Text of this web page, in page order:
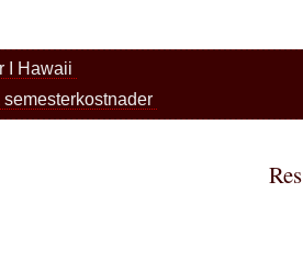
I Hawaii
Res